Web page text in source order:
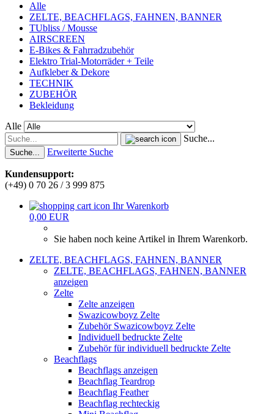
Alle
ZELTE, BEACHFLAGS, FAHNEN, BANNER
TUbliss / Mousse
AIRSCREEN
E-Bikes & Fahrradzubehör
Elektro Trial-Motorräder + Teile
Aufkleber & Dekore
TECHNIK
ZUBEHÖR
Bekleidung
Alle
Suche...
Suche... Erweiterte Suche
Kundensupport:
(+49) 0 70 26 / 3 999 875
Ihr Warenkorb
0,00 EUR
Sie haben noch keine Artikel in Ihrem Warenkorb.
ZELTE, BEACHFLAGS, FAHNEN, BANNER
ZELTE, BEACHFLAGS, FAHNEN, BANNER
anzeigen
Zelte
Zelte anzeigen
Swazicowboyz Zelte
Zubehör Swazicowboyz Zelte
Individuell bedruckte Zelte
Zubehör für individuell bedruckte Zelte
Beachflags
Beachflags anzeigen
Beachflag Teardrop
Beachflag Feather
Beachflag rechteckig